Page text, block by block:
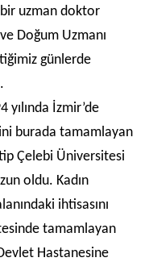
uzman doktor
Doğum Uzmanı
günlerde
yılında İzmir’de
burada tamamlayan
Çelebi Üniversitesi
oldu. Kadın
ihtisasını
tamamlayan
Hastanesine